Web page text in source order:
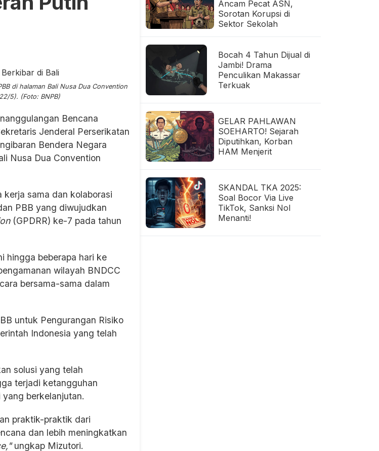
di halaman Bali Nusa Dua Convention
5). (Foto: BNPB)
Bencana
Jenderal Perserikatan
Bendera Negara
Nusa Dua Convention
sama dan kolaborasi
PBB yang diwujudkan
(GPDRR) ke-7 pada tahun
hingga beberapa hari ke
wilayah BNDCC
bersama-sama dalam
untuk Pengurangan Risiko
Indonesia yang telah
solusi yang telah
terjadi ketangguhan
berkelanjutan.
praktik-praktik dari
dan lebih meningkatkan
ungkap Mizutori.
Ancam Pecat ASN,
Sorotan Korupsi di
Sektor Sekolah
Bocah 4 Tahun Dijual di
Jambi! Drama
Penculikan Makassar
Terkuak
GELAR PAHLAWAN
SOEHARTO! Sejarah
Diputihkan, Korban
HAM Menjerit
SKANDAL TKA 2025:
Soal Bocor Via Live
TikTok, Sanksi Nol
Menanti!